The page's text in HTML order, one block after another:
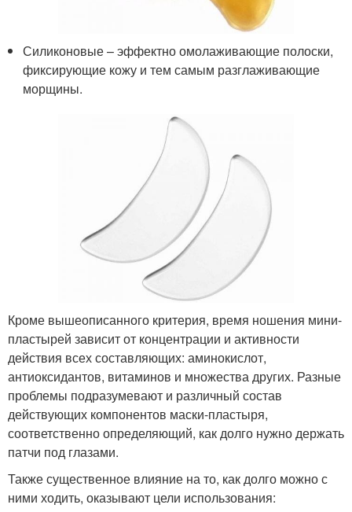
Силиконовые – эффектно омолаживающие полоски,
фиксирующие кожу и тем самым разглаживающие
морщины.
Кроме вышеописанного критерия, время ношения мини-
пластырей зависит от концентрации и активности
действия всех составляющих: аминокислот,
антиоксидантов, витаминов и множества других. Разные
проблемы подразумевают и различный состав
действующих компонентов маски-пластыря,
соответственно определяющий, как долго нужно держать
патчи под глазами.
Также существенное влияние на то, как долго можно с
ними ходить, оказывают цели использования: